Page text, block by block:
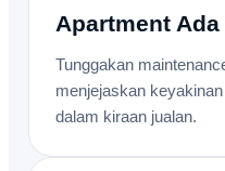
Apartment
Tunggakan
menjejaskan
dalam kiraan jualan.